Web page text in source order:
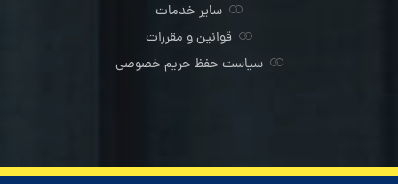
سایر خدمات
قوانین و مقررات
سیاست حفظ حریم خصوصی